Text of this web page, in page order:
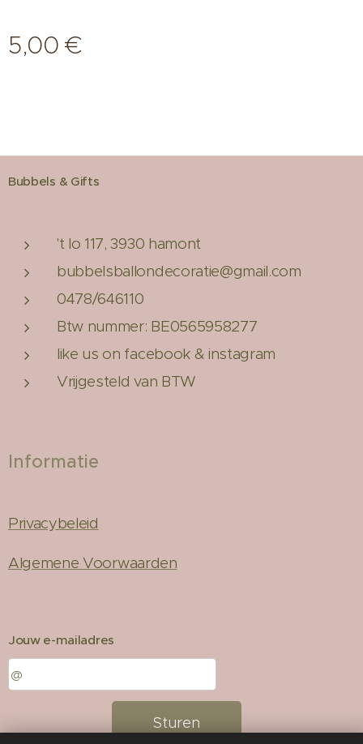
5,00 €
Bubbels & Gifts
't lo 117, 3930 hamont
bubbelsballondecoratie@gmail.com
0478/646110
Btw nummer: BE0565958277
like us on facebook & instagram
Vrijgesteld van BTW
Informatie
Privacybeleid
Algemene Voorwaarden
Jouw e-mailadres
Sturen